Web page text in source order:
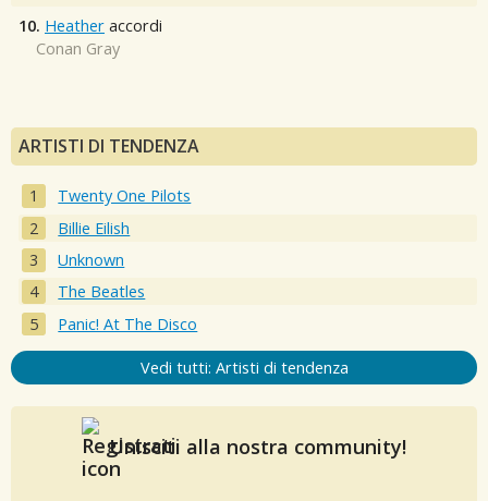
10. Heather accordi
Conan Gray
ARTISTI DI TENDENZA
Twenty One Pilots
Billie Eilish
Unknown
The Beatles
Panic! At The Disco
Vedi tutti: Artisti di tendenza
Unisciti alla nostra community!